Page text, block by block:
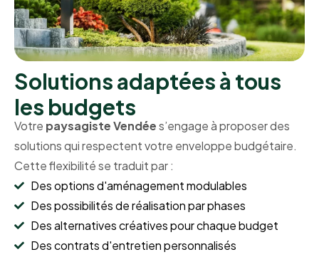
Solutions adaptées à tous
les budgets
Votre paysagiste Vendées’engage à proposer des
solutions qui respectent votre enveloppe budgétaire.
Cette flexibilité se traduit par :
Des options d'aménagement modulables
Des possibilités de réalisation par phases
Des alternatives créatives pour chaque budget
Des contrats d'entretien personnalisés